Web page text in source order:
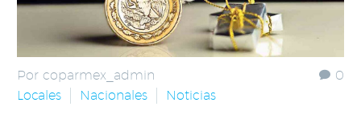
0
Por coparmex_admin
Locales
Nacionales Noticias